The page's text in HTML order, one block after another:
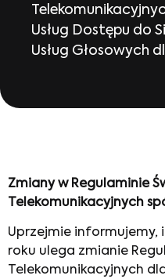
Usług Dostępu do
Usług Głosowych
Zmiany w Regulaminie
Telekomunikacyjnych
Uprzejmie informujemy,
roku ulega zmianie
Telekomunikacyjnych